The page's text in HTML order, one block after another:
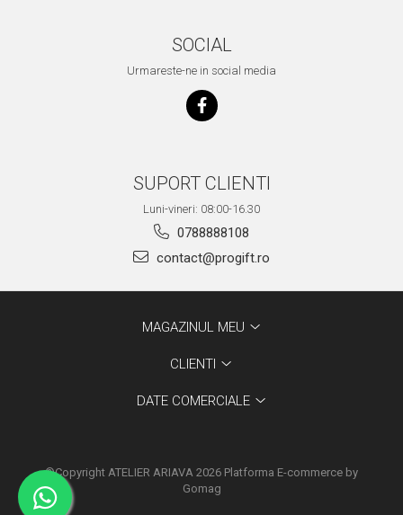
SOCIAL
Urmareste-ne in social media
SUPORT CLIENTI
Luni-vineri: 08:00-16.30
0788888108
contact@progift.ro
MAGAZINUL MEU
CLIENTI
DATE COMERCIALE
©Copyright ATELIER ARIAVA 2026 Platforma E-commerce by
Gomag